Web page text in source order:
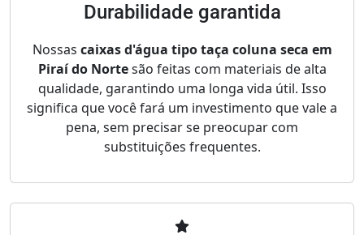
Durabilidade garantida
Nossas caixas d'água tipo taça coluna seca em
Piraí do Nortesão feitas com materiais de alta
qualidade, garantindo uma longa vida útil. Isso
significa que você fará um investimento que vale a
pena, sem precisar se preocupar com
substituições frequentes.